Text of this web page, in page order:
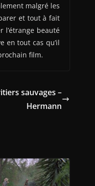
malgré les
et tout à fait
beauté
en tout cas qu’il
film.
sauvages –
Hermann